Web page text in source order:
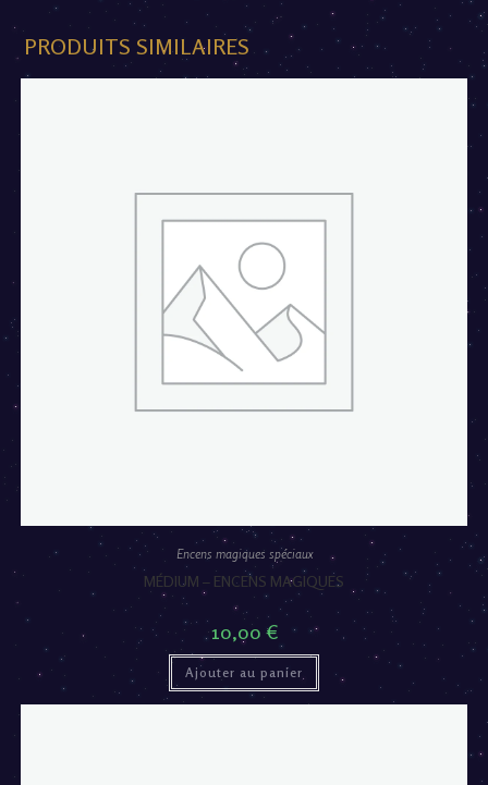
PRODUITS SIMILAIRES
Encens magiques spéciaux
MÉDIUM – ENCENS MAGIQUES
10,00 €
Ajouter au panier